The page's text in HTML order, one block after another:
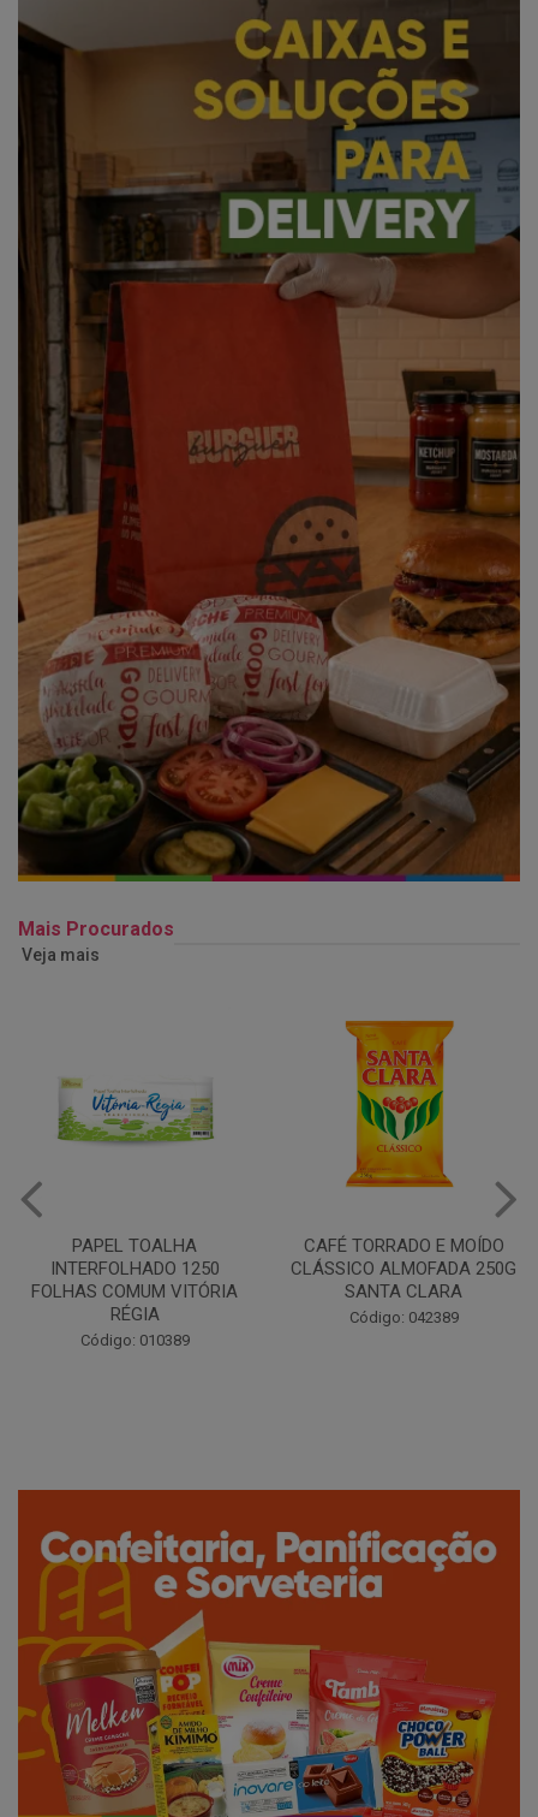
Mais Procurados
Veja mais
CAFÉ TORRADO E MOÍDO
CLÁSSICO ALMOFADA 250G
SANTA CLARA
Código: 042389
Copo Plástico Branco 180ml
Pacote c/100 - Cristalcopo
Código: 031413